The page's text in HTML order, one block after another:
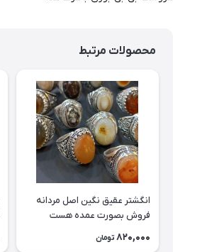
محصولات مرتبط
انگشتر عقیق نگین اصل مردانه
فروش بصورت عمده هست
هست فروش بصورت رندوم
820,000 تومان